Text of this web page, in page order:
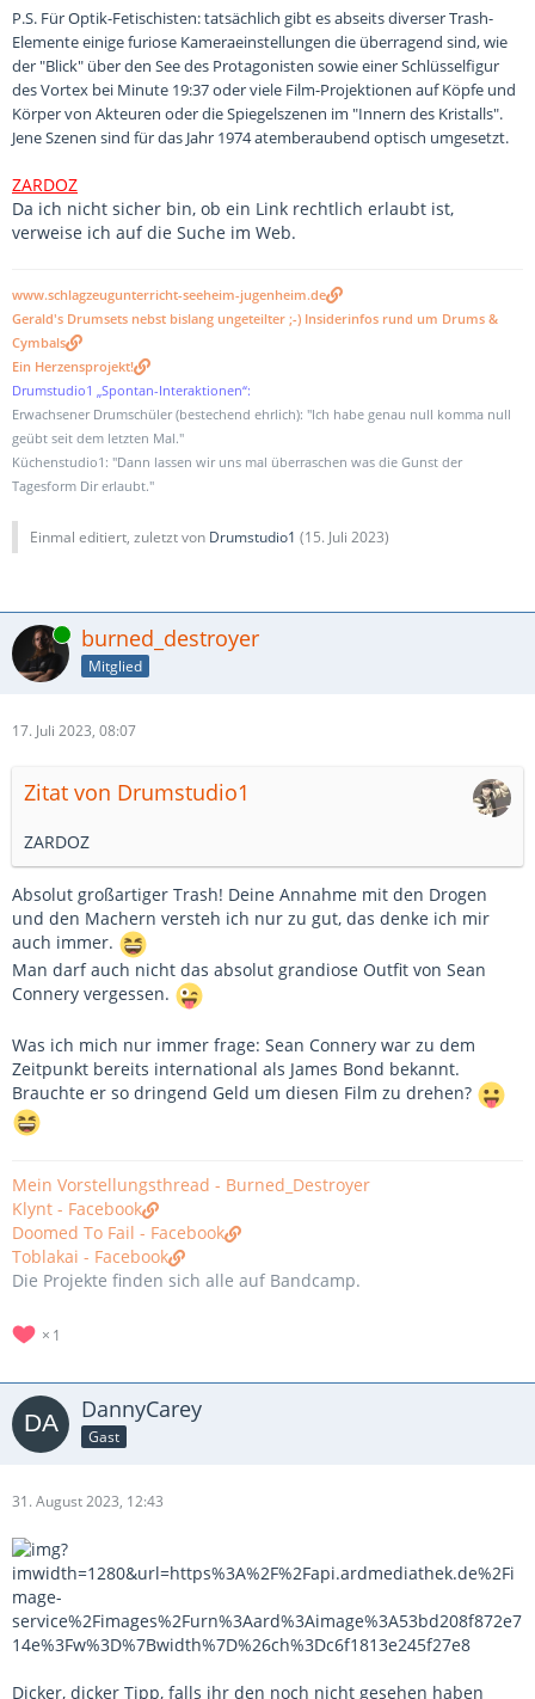
P.S. Für Optik-Fetischisten: tatsächlich gibt es abseits diverser Trash-
Elemente einige furiose Kameraeinstellungen die überragend sind, wie
der "Blick" über den See des Protagonisten sowie einer Schlüsselfigur
des Vortex bei Minute 19:37 oder viele Film-Projektionen auf Köpfe und
Körper von Akteuren oder die Spiegelszenen im "Innern des Kristalls".
Jene Szenen sind für das Jahr 1974 atemberaubend optisch umgesetzt.
ZARDOZ
Da ich nicht sicher bin, ob ein Link rechtlich erlaubt ist,
verweise ich auf die Suche im Web.
www.schlagzeugunterricht-seeheim-jugenheim.de
Gerald's Drumsets nebst bislang ungeteilter ;-) Insiderinfos rund um Drums &
Cymbals
Ein Herzensprojekt!
Drumstudio1 „Spontan-Interaktionen“:
Erwachsener Drumschüler (bestechend ehrlich): "Ich habe genau null komma null
geübt seit dem letzten Mal."
Küchenstudio1: "Dann lassen wir uns mal überraschen was die Gunst der
Tagesform Dir erlaubt."
Einmal editiert, zuletzt von Drumstudio1 (15. Juli 2023)
Online burned_destroyer
Mitglied
17. Juli 2023, 08:07
Zitat von Drumstudio1
ZARDOZ
Absolut großartiger Trash! Deine Annahme mit den Drogen
und den Machern versteh ich nur zu gut, das denke ich mir
auch immer.
Man darf auch nicht das absolut grandiose Outfit von Sean
Connery vergessen.
Was ich mich nur immer frage: Sean Connery war zu dem
Zeitpunkt bereits international als James Bond bekannt.
Brauchte er so dringend Geld um diesen Film zu drehen?
Mein Vorstellungsthread - Burned_Destroyer
Klynt - Facebook
Doomed To Fail - Facebook
Toblakai - Facebook
Die Projekte finden sich alle auf Bandcamp.
1
DannyCarey
Gast
31. August 2023, 12:43
Dicker, dicker Tipp, falls ihr den noch nicht gesehen haben